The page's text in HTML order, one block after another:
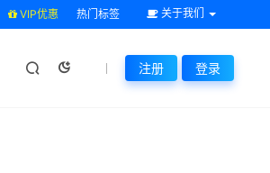
VIP优惠 热门标签 关于我们
注册 登录